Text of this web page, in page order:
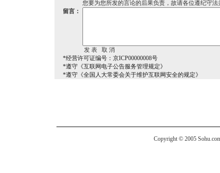
您要为您所发的言论的后果负责，故请各位遵纪守
留言：
*经营许可证编号：京ICP00000008号
*遵守《互联网电子公告服务管理规定》
*遵守《全国人大常委会关于维护互联网安全的规定》
Copyright © 2005